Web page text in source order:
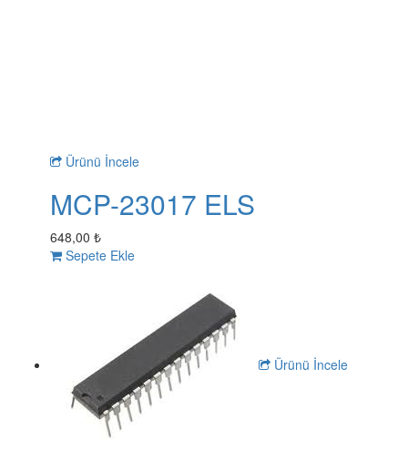
Ürünü İncele
MCP-23017 ELS
648,00 ₺
Sepete Ekle
Ürünü İncele